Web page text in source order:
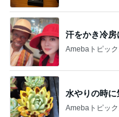
汗をかき冷
Amebaトピック
水やりの時
Amebaトピック